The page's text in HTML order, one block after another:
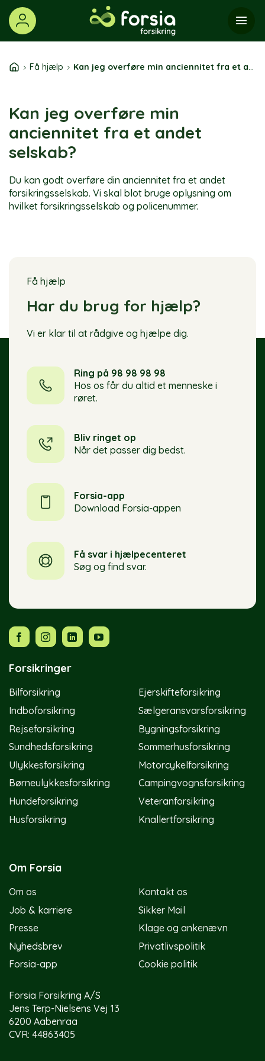
Skip
content
Få hjælp Kan jeg overføre min anciennitet fra et andet selskab?
Kan jeg overføre min
anciennitet fra et andet
selskab?
Du kan godt overføre din anciennitet fra et andet
forsikringsselskab. Vi skal blot bruge oplysning om
hvilket forsikringsselskab og policenummer.
Få hjælp
Har du brug for hjælp?
Vi er klar til at rådgive og hjælpe dig.
Ring på 98 98 98 98
Hos os får du altid et menneske i
røret.
Bliv ringet op
Når det passer dig bedst.
Forsia-app
Download Forsia-appen
Få svar i hjælpecenteret
Søg og find svar.
Forsikringer
Bilforsikring
Indboforsikring
Rejseforsikring
Sundhedsforsikring
Ulykkesforsikring
Børneulykkesforsikring
Hundeforsikring
Husforsikring
Ejerskifteforsikring
Sælgeransvarsforsikring
Bygningsforsikring
Sommerhusforsikring
Motorcykelforsikring
Campingvognsforsikring
Veteranforsikring
Knallertforsikring
Om Forsia
Om os
Job & karriere
Presse
Nyhedsbrev
Forsia-app
Kontakt os
Sikker Mail
Klage og ankenævn
Privatlivspolitik
Cookie politik
Forsia Forsikring A/S
Jens Terp-Nielsens Vej 13
6200 Aabenraa
CVR: 44863405